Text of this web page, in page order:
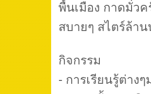
พื้นเมือง กาดมั่ว
สบายๆ สไตร์ล้าน
กิจกรรม
- การเรียนรู้ต่า